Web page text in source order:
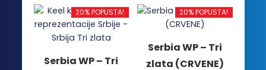
20% POPUSTA!
Serbia WP – Tri
20% POPUSTA!
Serbia WP – Tri
zlata (CRVENE)